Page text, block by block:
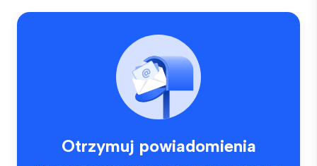
Otrzymuj powiadomienia